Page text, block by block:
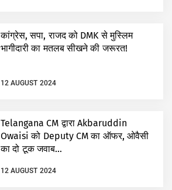
कांग्रेस, सपा, राजद को DMK से मुस्लिम
भागीदारी का मतलब सीखने की जरूरत!
12 AUGUST 2024
Telangana CM द्वारा Akbaruddin
Owaisi को Deputy CM का ऑफर, ओवैसी
का दो टूक जवाब…
12 AUGUST 2024